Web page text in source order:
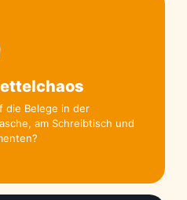
die Belege in der
am Schreibtisch und